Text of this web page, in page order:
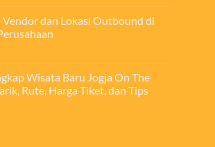
dan Lokasi Outbound di
Wisata Baru Jogja On The
Rute, Harga Tiket, dan Tips